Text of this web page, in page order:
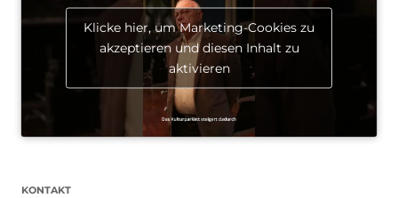
Klicke hier, um Marketing-Cookies zu
akzeptieren und diesen Inhalt zu
aktivieren
KONTAKT